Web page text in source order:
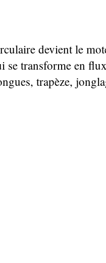
devient le
transforme en
trapèze,